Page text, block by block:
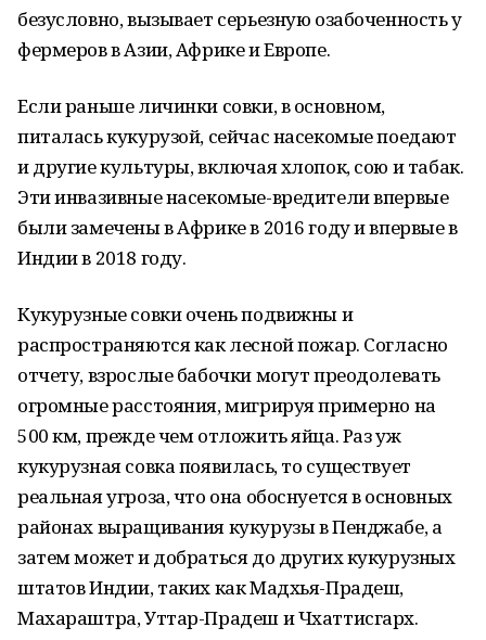
безусловно, вызывает серьезную озабоченность у
фермеров в Азии, Африке и Европе.
Если раньше личинки совки, в основном,
питалась кукурузой, сейчас насекомые поедают
и другие культуры, включая хлопок, сою и табак.
Эти инвазивные насекомые-вредители впервые
были замечены в Африке в 2016 году и впервые в
Индии в 2018 году.
Кукурузные совки очень подвижны и
распространяются как лесной пожар. Согласно
отчету, взрослые бабочки могут преодолевать
огромные расстояния, мигрируя примерно на
500 км, прежде чем отложить яйца. Раз уж
кукурузная совка появилась, то существует
реальная угроза, что она обоснуется в основных
районах выращивания кукурузы в Пенджабе, а
затем может и добраться до других кукурузных
штатов Индии, таких как Мадхья-Прадеш,
Махараштра, Уттар-Прадеш и Чхаттисгарх.